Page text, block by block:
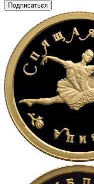
Подписаться